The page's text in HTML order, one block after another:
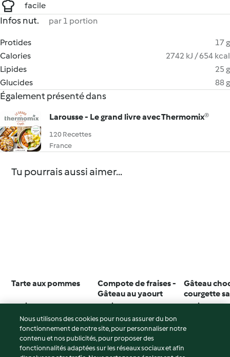
facile
Infos nut. par 1 portion
Protides
17 g
Calories
2742 kJ / 654 kcal
Lipides
25 g
Glucides
88 g
Également présenté dans
Larousse - Le grand livre avec Thermomix®
120 Recettes
France
Tu pourrais aussi aimer...
Tarte aux pommes
4.5 (57)
Compote de fraises -
Gâteau au yaourt
4.3 (12)
Gâteau
courgette
3.0 (171)
Nous utilisons des cookies pour nous assurer du bon
fonctionnement de notre site, pour personnaliser notre
contenu et nos publicités, pour proposer des
fonctionnalités adaptées sur les réseaux sociaux et afin